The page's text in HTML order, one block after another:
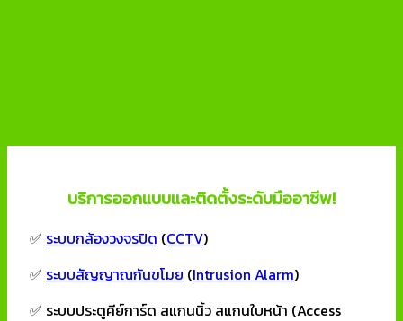
บริการออกแบบและติดตั้งระดับมืออาชีพ!
✅ ระบบกล้องวงจรปิด (CCTV)
✅ ระบบสัญญาณกันขโมย (Intrusion Alarm)
✅ ระบบประตูคีย์การ์ด สแกนนิ้ว สแกนใบหน้า (Access